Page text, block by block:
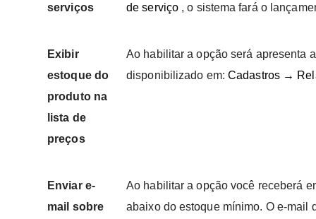
serviços
de serviço , o sistema fará o
Exibir
estoque do
produto na
lista de
preços
Ao habilitar a opção será apresenta
disponibilizado em: Cadastros →
Enviar e-
mail sobre
Ao habilitar a opção você receberá
abaixo do estoque mínimo. O e-mail